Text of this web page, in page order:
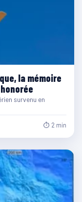
la mémoire
survenu en
⏱ 2 min